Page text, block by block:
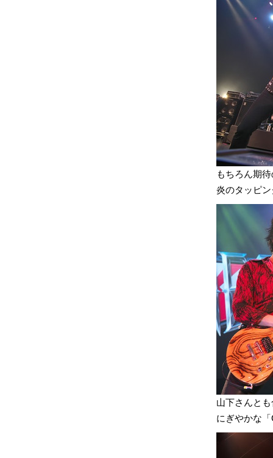
もちろん期
炎のタッピ
山下さんと
にぎやかな